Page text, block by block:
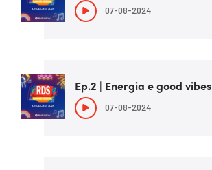
07-08-2024
Ep.2 | Energia e good vibes
07-08-2024